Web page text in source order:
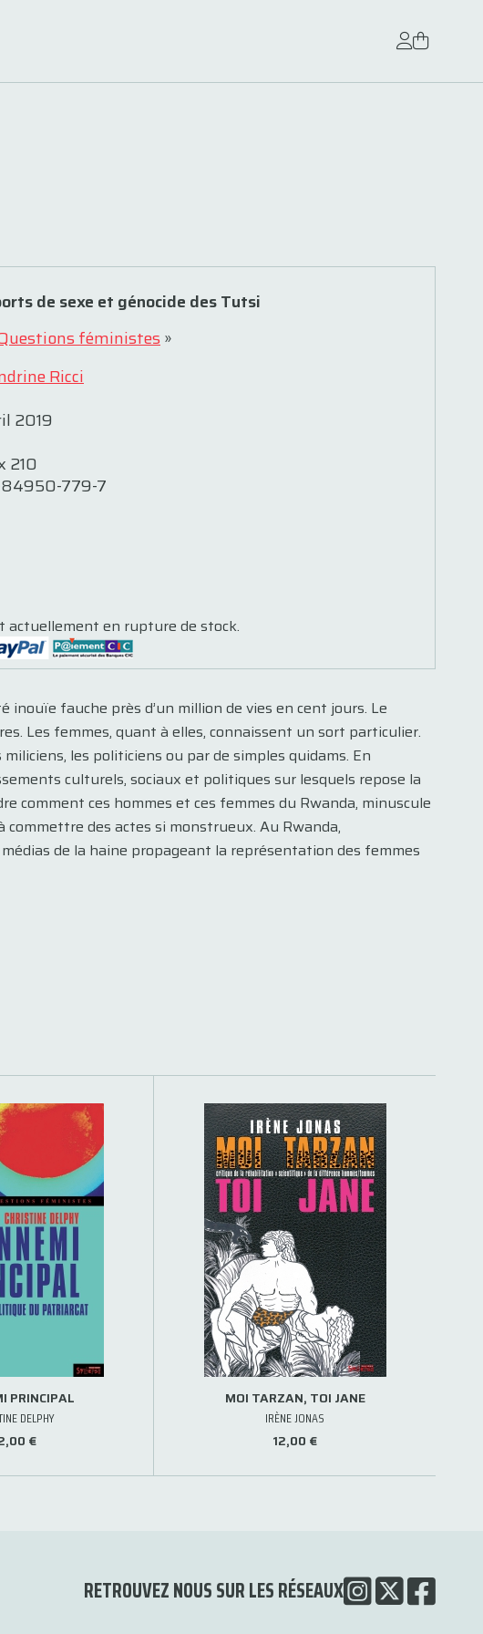
actuellement en rupture de stock.
de sexe et génocide des Tutsi
féministes»
Ricci
2019
210
779-7
fauche près d’un million de vies en cent jours. Le
Les femmes, quant à elles, connaissent un sort particulier.
les politiciens ou par de simples quidams. En
culturels, sociaux et politiques sur lesquels repose la
comment ces hommes et ces femmes du Rwanda, minuscule
des actes si monstrueux. Au Rwanda,
de la haine propageant la représentation des femmes
PRINCIPAL
DELPHY
€
MOI TARZAN, TOI JANE
IRÈNE JONAS
12,00 €
RETROUVEZ NOUS SUR LES RÉSEAUX